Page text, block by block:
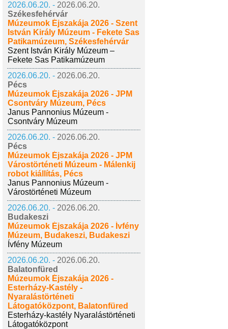
2026.06.20. - 2026.06.20.
Székesfehérvár
Múzeumok Éjszakája 2026 - Szent
István Király Múzeum - Fekete Sas
Patikamúzeum, Székesfehérvár
Szent István Király Múzeum –
Fekete Sas Patikamúzeum
2026.06.20. - 2026.06.20.
Pécs
Múzeumok Éjszakája 2026 - JPM
Csontváry Múzeum, Pécs
Janus Pannonius Múzeum -
Csontváry Múzeum
2026.06.20. - 2026.06.20.
Pécs
Múzeumok Éjszakája 2026 - JPM
Várostörténeti Múzeum - Málenkij
robot kiállítás, Pécs
Janus Pannonius Múzeum -
Várostörténeti Múzeum
2026.06.20. - 2026.06.20.
Budakeszi
Múzeumok Éjszakája 2026 - Ívfény
Múzeum, Budakeszi, Budakeszi
Ívfény Múzeum
2026.06.20. - 2026.06.20.
Balatonfüred
Múzeumok Éjszakája 2026 -
Esterházy-Kastély -
Nyaralástörténeti
Látogatóközpont, Balatonfüred
Esterházy-kastély Nyaralástörténeti
Látogatóközpont